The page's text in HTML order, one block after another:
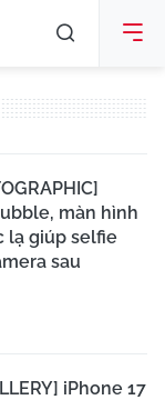
màn hình
lạ giúp selfie
sau
iPhone 17